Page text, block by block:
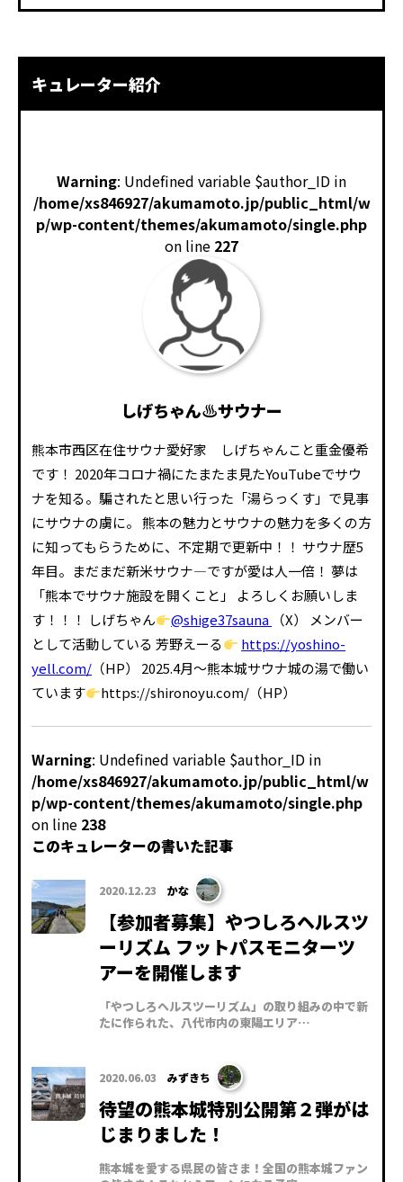
キュレーター紹介
Warning: Undefined variable $author_ID in
/home/xs846927/akumamoto.jp/public_html/w
p/wp-content/themes/akumamoto/single.php
on line 227
しげちゃん♨サウナー
熊本市西区在住サウナ愛好家 しげちゃんこと重金優希
です！ 2020年コロナ禍にたまたま見たYouTubeでサウ
ナを知る。騙されたと思い行った「湯らっくす」で見事
にサウナの虜に。 熊本の魅力とサウナの魅力を多くの方
に知ってもらうために、不定期で更新中！！ サウナ歴5
年目。まだまだ新米サウナ―ですが愛は人一倍！ 夢は
「熊本でサウナ施設を開くこと」 よろしくお願いしま
す！！！ しげちゃん
@shige37sauna
（X） メンバー
として活動している 芳野えーる
https://yoshino-
yell.com/ （HP） 2025.4月～熊本城サウナ城の湯で働い
ています
https://shironoyu.com/（HP）
Warning: Undefined variable $author_ID in
/home/xs846927/akumamoto.jp/public_html/w
p/wp-content/themes/akumamoto/single.php
on line 238
このキュレーターの書いた記事
2020.12.23 かな
【参加者募集】やつしろヘルスツ
ーリズム フットパスモニターツ
アーを開催します
「やつしろヘルスツーリズム」の取り組みの中で新
たに作られた、八代市内の東陽エリア…
2020.06.03 みずきち
待望の熊本城特別公開第２弾がは
じまりました！
熊本城を愛する県民の皆さま！全国の熊本城ファン